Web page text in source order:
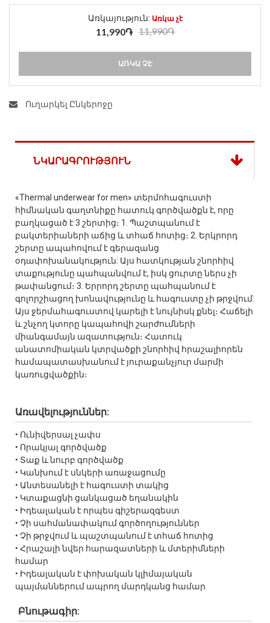
Առկայություն: Առկա չէ
11,990֏ 11,990֏
ԱՌԿԱ ՉԷ
Ուղարկել Ընկերոջը
ՆԿԱՐԱԳՐՈՒԹՅՈՒՆ
«Thermal underwear for men» տերմոհագուստի
հիմնական գաղտնիքը հատուկ գործվածքն է, որը
բաղկացած է 3 շերտից։ 1. Պաշտպանում է
բակտերիաների աճից և տհաճ հոտից։ 2. Երկրորդ
շերտը ապահովում է գերազանց
օդափոխանակություն: Այս հատկության շնորհիվ
տաքությունը պահպանվում է, իսկ ցուրտը ներս չի
թափանցում։ 3. Երրորդ շերտը պահպանում է
գոլորշիացող խոնավությունը և հագուստը չի թրջվում:
Այս ջերմահագուստով կարելի է նույնիսկ քնել։ Հաճելի
և շնչող կտորը կապահովի շարժումների
միանգամայն ազատություն։ Հատուկ
անատոմիական կտրվածքի շնորհիվ հրաշալիորեն
համապատասխանում է յուրաքանչյուր մարմի
կառուցվածքին։
Առավելություններ:
• Ունիվերսալ չափս
• Որակյալ գործվածք
• Տաք և նուրբ գործվածք
• Կանխում է սնկերի առաջացումը
• Անտեսանելի է հագուստի տակից
• Կտաքացնի ցանկացած եղանակին
• Իդեալական է որպես գիշերազգեստ
• Չի սահմանափակում գործողություններ
• Չի թրջվում և պաշտպանում է տհաճ հոտից
• Հրաշալի նվեր հարազատների և մտերիմների
համար
• Իդեալական է փոխական կլիմայական
պայմաններում ապրող մարդկանց համար
Բնութագիր: